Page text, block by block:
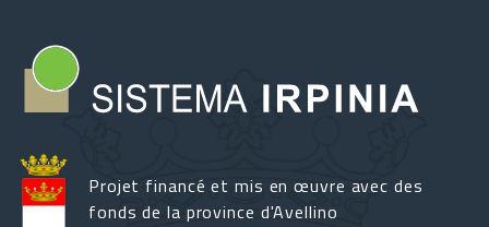
Projet financé et mis en œuvre avec des
fonds de la province d'Avellino